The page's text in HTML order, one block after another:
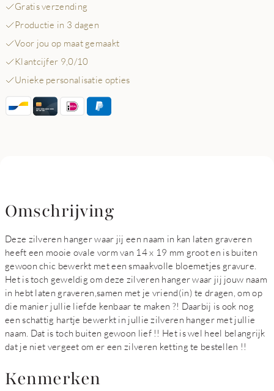
Gratis verzending
Productie in 3 dagen
Voor jou op maat gemaakt
Klantcijfer 9,0/10
Unieke personalisatie opties
Omschrijving
Deze zilveren hanger waar jij een naam in kan laten graveren
heeft een mooie ovale vorm van 14 x 19 mm groot en is buiten
gewoon chic bewerkt met een smaakvolle bloemetjes gravure.
Het is toch geweldig om deze zilveren hanger waar jij jouw naam
in hebt laten graveren,samen met je vriend(in) te dragen, om op
die manier jullie liefde kenbaar te maken ?! Daarbij is ook nog
een schattig hartje bewerkt in jullie zilveren hanger met jullie
naam. Dat is toch buiten gewoon lief !! Het is wel heel belangrijk
dat je niet vergeet om er een zilveren ketting te bestellen !!
Kenmerken